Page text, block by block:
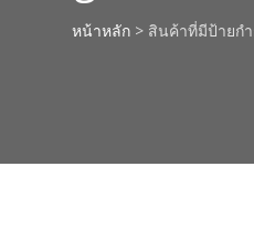
หน้าหลัก > สินค้าที่มีป้ายกำ